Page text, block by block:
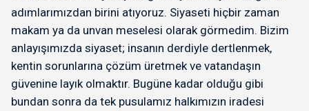
adımlarımızdan birini atıyoruz. Siyaseti hiçbir zaman
makam ya da unvan meselesi olarak görmedim. Bizim
anlayışımızda siyaset; insanın derdiyle dertlenmek,
kentin sorunlarına çözüm üretmek ve vatandaşın
güvenine layık olmaktır. Bugüne kadar olduğu gibi
bundan sonra da tek pusulamız halkımızın iradesi